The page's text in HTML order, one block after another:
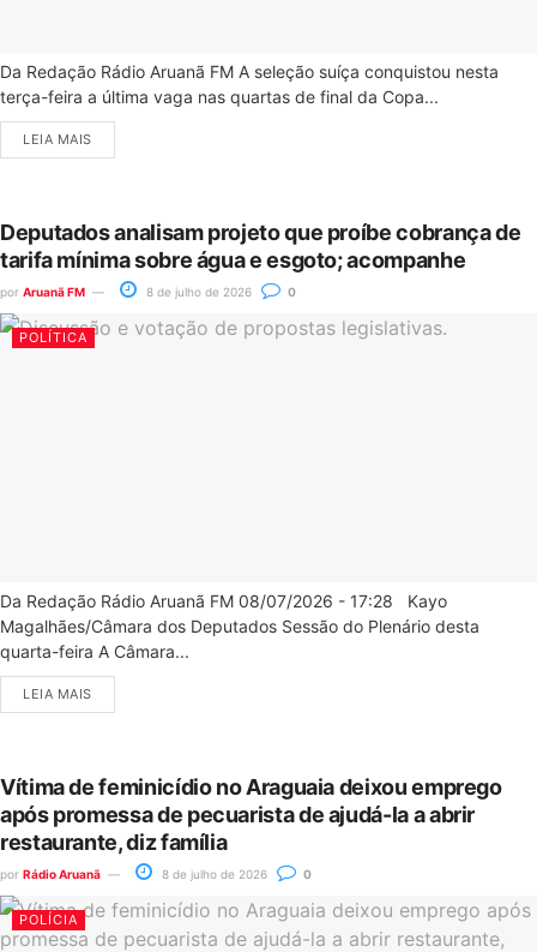
Da Redação Rádio Aruanã FM A seleção suíça conquistou nesta
terça-feira a última vaga nas quartas de final da Copa...
LEIA MAIS
Deputados analisam projeto que proíbe cobrança de
tarifa mínima sobre água e esgoto; acompanhe
por Aruanã FM 8 de julho de 2026 0
POLÍTICA
Da Redação Rádio Aruanã FM 08/07/2026 - 17:28 Kayo
Magalhães/Câmara dos Deputados Sessão do Plenário desta
quarta-feira A Câmara...
LEIA MAIS
Vítima de feminicídio no Araguaia deixou emprego
após promessa de pecuarista de ajudá-la a abrir
restaurante, diz família
por Rádio Aruanã 8 de julho de 2026 0
POLÍCIA